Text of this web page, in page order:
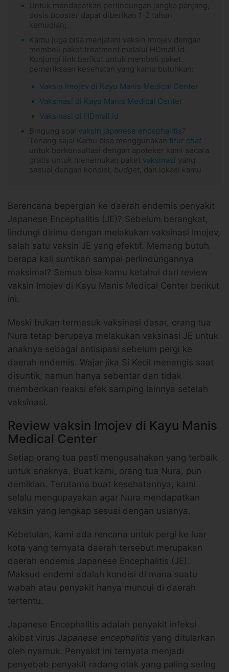
Untuk mendapatkan perlindungan jangka panjang,
dosis booster dapat diberikan 1-2 tahun
kemudian;
Kamu juga bisa menjalani vaksin Imojev dengan
membeli paket treatment melalui HDmall.id.
Kunjungi link berikut untuk membeli paket
pemeriksaan kesehatan yang kamu butuhkan:
Vaksin Imojev di Kayu Manis Medical Center
Vaksinasi di Kayu Manis Medical Center
Vaksinasi di HDmall.id
Bingung soal vaksin japanese encephalitis?
Tenang saja! Kamu bisa menggunakan fitur chat
untuk berkonsultasi dengan apoteker kami secara
gratis untuk menemukan paket vaksinasi yang
sesuai dengan kondisi, budget , dan lokasi kamu
Berencana bepergian ke daerah endemis penyakit
Japanese Encephalitis (JE)? Sebelum berangkat,
lindungi dirimu dengan melakukan vaksinasi Imojev,
salah satu vaksin JE yang efektif. Memang butuh
berapa kali suntikan sampai perlindungannya
maksimal? Semua bisa kamu ketahui dari review
vaksin Imojev di Kayu Manis Medical Center berikut
ini.
Meski bukan termasuk vaksinasi dasar, orang tua
Nura tetap berupaya melakukan vaksinasi JE untuk
anaknya sebagai antisipasi sebelum pergi ke
daerah endemis. Wajar jika Si Kecil menangis saat
disuntik, namun hanya sebentar dan tidak
memberikan reaksi efek samping lainnya setelah
vaksinasi.
Review vaksin Imojev di Kayu Manis
Medical Center
Setiap orang tua pasti mengusahakan yang terbaik
untuk anaknya. Buat kami, orang tua Nura, pun
demikian. Terutama buat kesehatannya, kami
selalu mengupayakan agar Nura mendapatkan
vaksin yang lengkap sesuai dengan usianya.
Kebetulan, kami ada rencana untuk pergi ke luar
kota yang ternyata daerah tersebut merupakan
daerah endemis Japanese Encephalitis (JE).
Maksud endemi adalah kondisi di mana suatu
wabah atau penyakit hanya muncul di daerah
tertentu.
Japanese Encephalitis adalah penyakit infeksi
akibat virus Japanese encephalitis yang ditularkan
oleh nyamuk. Penyakit ini ternyata menjadi
penyebab penyakit radang otak yang paling sering